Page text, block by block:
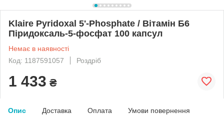
Klaire Pyridoxal 5'-Phosphate / Вітамін Б6
Піридоксаль-5-фосфат 100 капсул
Немає в наявності
Код: 1187591057
Роздріб
1 433 ₴
Опис Доставка Оплата Умови повернення